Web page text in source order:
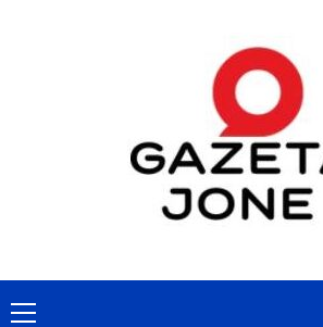
Primary